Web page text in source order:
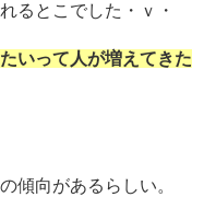
るとこでした・ｖ・
いって人が増えてきた
傾向があるらしい。